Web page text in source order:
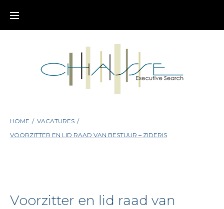
HOME / VACATURES /
VOORZITTER EN LID RAAD VAN BESTUUR – ZIDERIS
Voorzitter en lid raad van